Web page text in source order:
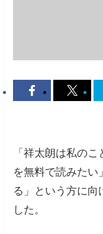
「祥太朗は私の
を無料で読みたい
る」という方に向
した。